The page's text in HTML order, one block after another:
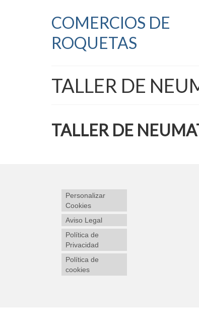
COMERCIOS DE
ROQUETAS
TALLER DE
TALLER DE
Personalizar
Cookies
Aviso Legal
Política de
Privacidad
Política de
cookies